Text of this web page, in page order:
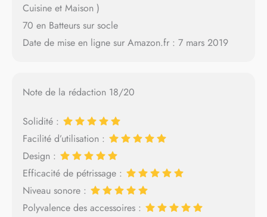
Cuisine et Maison )
70 en Batteurs sur socle
Date de mise en ligne sur Amazon.fr : 7 mars 2019
Note de la rédaction 18/20
Solidité :
Facilité d’utilisation :
Design :
Efficacité de pétrissage :
Niveau sonore :
Polyvalence des accessoires :